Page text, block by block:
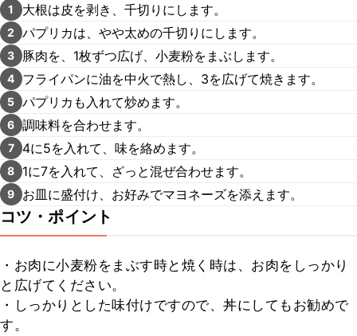
1 大根は皮を剥き、千切りにします。
2 パプリカは、やや太めの千切りにします。
3 豚肉を、1枚ずつ広げ、小麦粉をまぶします。
4 フライパンに油を中火で熱し、3を広げて焼きます。
5 パプリカも入れて炒めます。
6 調味料を合わせます。
7 4に5を入れて、味を絡めます。
8 1に7を入れて、ざっと混ぜ合わせます。
9 お皿に盛付け、お好みでマヨネーズを添えます。
コツ・ポイント
・お肉に小麦粉をまぶす時と焼く時は、お肉をしっかり
と広げてください。
・しっかりとした味付けですので、丼にしてもお勧めで
す。